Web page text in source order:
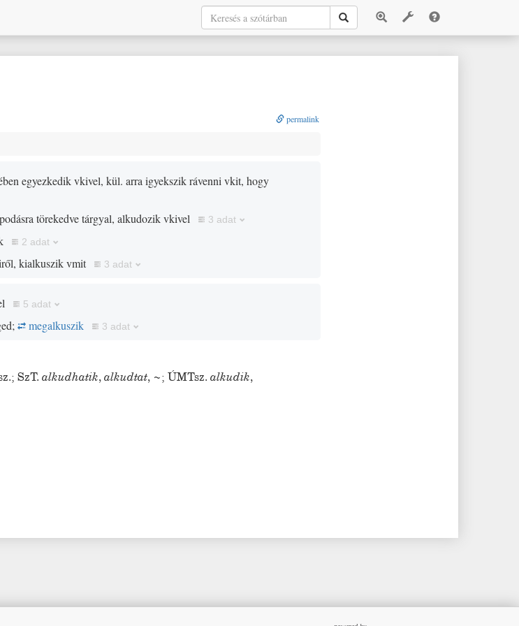
permalink
egyezkedik vkivel, kül. arra igyekszik rávenni vkit, hogy
törekedve tárgyal, alkudozik vkivel 3 adat
2 adat
kialkuszik vmit 3 adat
5 adat
megalkuszik 3 adat
;SzT. alkudhatik,alkudtat, ~;ÚMTsz. alkudik,